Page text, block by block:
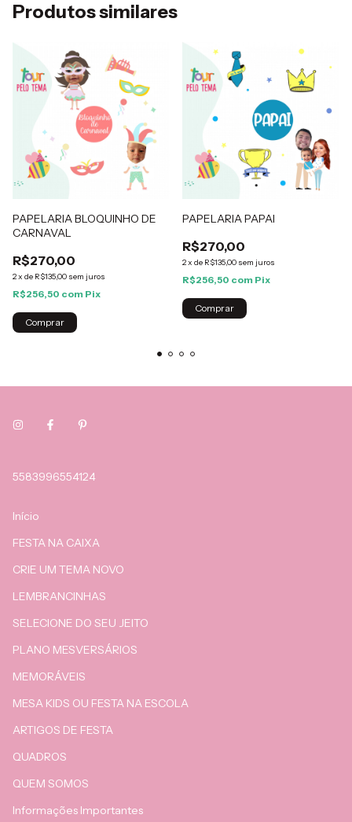
Produtos similares
PAPELARIA BLOQUINHO DE
CARNAVAL
R$270,00
2x de R$135,00 sem juros
R$256,50 com Pix
Comprar
PAPELARIA PAPAI
R$270,00
2x de R$135,00 sem juros
R$256,50 com Pix
Comprar
5583996554124
Início
FESTA NA CAIXA
CRIE UM TEMA NOVO
LEMBRANCINHAS
SELECIONE DO SEU JEITO
PLANO MESVERSÁRIOS
MEMORÁVEIS
MESA KIDS OU FESTA NA ESCOLA
ARTIGOS DE FESTA
QUADROS
QUEM SOMOS
Informações Importantes